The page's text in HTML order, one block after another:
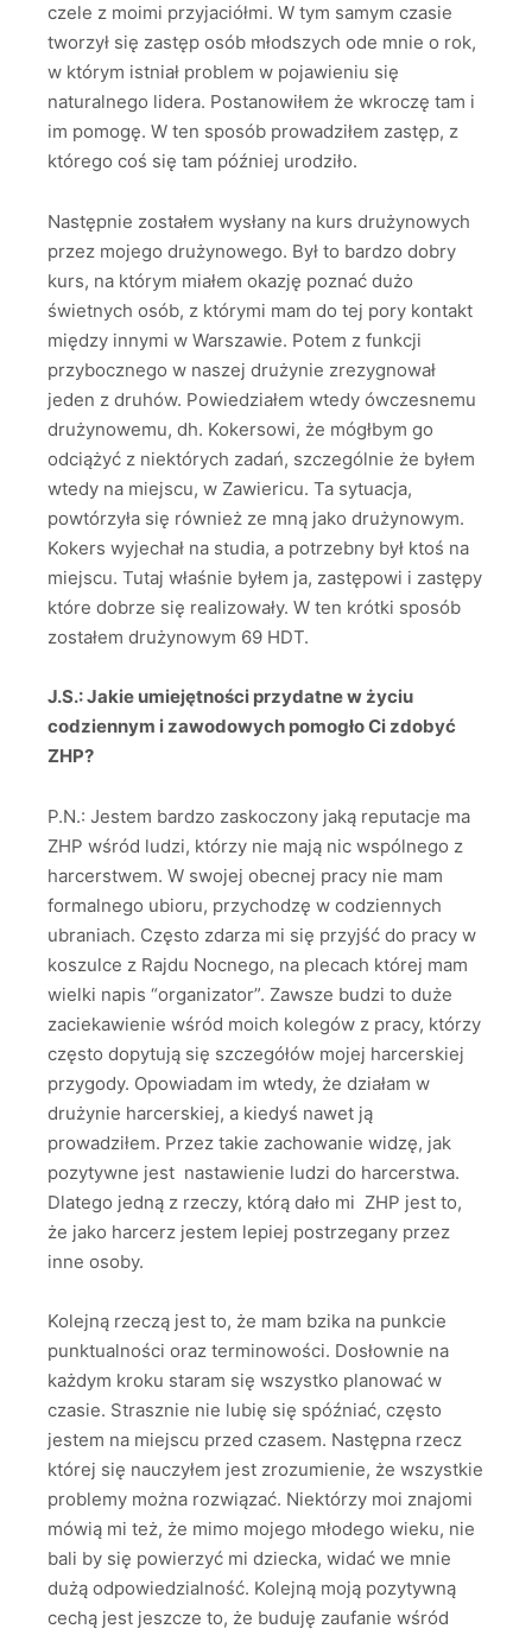
czele z moimi przyjaciółmi. W tym samym czasie
tworzył się zastęp osób młodszych ode mnie o rok,
w którym istniał problem w pojawieniu się
naturalnego lidera. Postanowiłem że wkroczę tam i
im pomogę. W ten sposób prowadziłem zastęp, z
którego coś się tam później urodziło.
Następnie zostałem wysłany na kurs drużynowych
przez mojego drużynowego. Był to bardzo dobry
kurs, na którym miałem okazję poznać dużo
świetnych osób, z którymi mam do tej pory kontakt
między innymi w Warszawie. Potem z funkcji
przybocznego w naszej drużynie zrezygnował
jeden z druhów. Powiedziałem wtedy ówczesnemu
drużynowemu, dh. Kokersowi, że mógłbym go
odciążyć z niektórych zadań, szczególnie że byłem
wtedy na miejscu, w Zawiericu. Ta sytuacja,
powtórzyła się również ze mną jako drużynowym.
Kokers wyjechał na studia, a potrzebny był ktoś na
miejscu. Tutaj właśnie byłem ja, zastępowi i zastępy
które dobrze się realizowały. W ten krótki sposób
zostałem drużynowym 69 HDT.
J.S.: Jakie umiejętności przydatne w życiu
codziennym i zawodowych pomogło Ci zdobyć
ZHP?
P.N.: Jestem bardzo zaskoczony jaką reputacje ma
ZHP wśród ludzi, którzy nie mają nic wspólnego z
harcerstwem. W swojej obecnej pracy nie mam
formalnego ubioru, przychodzę w codziennych
ubraniach. Często zdarza mi się przyjść do pracy w
koszulce z Rajdu Nocnego, na plecach której mam
wielki napis “organizator”. Zawsze budzi to duże
zaciekawienie wśród moich kolegów z pracy, którzy
często dopytują się szczegółów mojej harcerskiej
przygody. Opowiadam im wtedy, że działam w
drużynie harcerskiej, a kiedyś nawet ją
prowadziłem. Przez takie zachowanie widzę, jak
pozytywne jest nastawienie ludzi do harcerstwa.
Dlatego jedną z rzeczy, którą dało mi ZHP jest to,
że jako harcerz jestem lepiej postrzegany przez
inne osoby.
Kolejną rzeczą jest to, że mam bzika na punkcie
punktualności oraz terminowości. Dosłownie na
każdym kroku staram się wszystko planować w
czasie. Strasznie nie lubię się spóźniać, często
jestem na miejscu przed czasem. Następna rzecz
której się nauczyłem jest zrozumienie, że wszystkie
problemy można rozwiązać. Niektórzy moi znajomi
mówią mi też, że mimo mojego młodego wieku, nie
bali by się powierzyć mi dziecka, widać we mnie
dużą odpowiedzialność. Kolejną moją pozytywną
cechą jest jeszcze to, że buduję zaufanie wśród